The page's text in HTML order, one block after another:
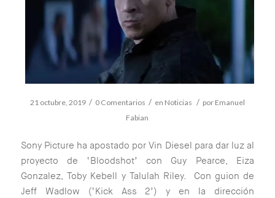
21 octubre, 2019 / 0 Comentarios / en Noticias / por Emanuel
Fabian
Sony Picture ha apostado por Vin Diesel para dar luz al
proyecto de ‘Bloodshot’ con Guy Pearce, Eiza
Gonzalez, Toby Kebell y Talulah Riley. Con guion de
Jeff Wadlow (‘Kick Ass 2’) y en la dirección